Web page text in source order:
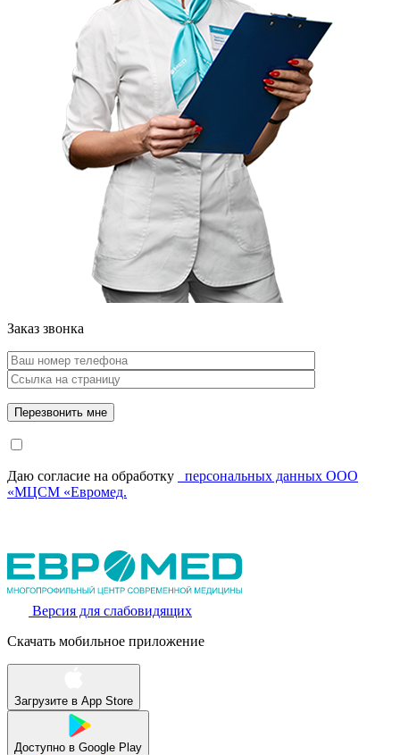
Заказ звонка
Даю согласие на обработку
персональных данных ООО
«МЦСМ «Евромед.
Версия для слабовидящих
Скачать мобильное приложение
Загрузите в App Store
Доступно в Google Play